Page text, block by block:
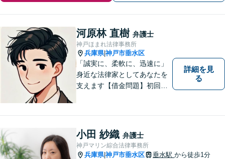
河原林 直樹 弁護士
神戸ほまれ法律事務所
兵庫県|神戸市垂水区
「誠実に、柔軟に、迅速に」
身近な法律家としてあなたを
支えます【借金問題】初回相
続問題】生前対策から相続発
生後の手続き・トラブル対応
までワンストップで対応【オ
ンライン面談OK】
詳細を見
る
小田 紗織 弁護士
神戸マリン綜合法律事務所
兵庫県|神戸市垂水区 垂水駅 から徒歩1分